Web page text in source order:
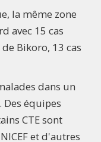
la même zone
avec 15 cas
Bikoro, 13 cas
dans un
Des équipes
CTE sont
et d'autres